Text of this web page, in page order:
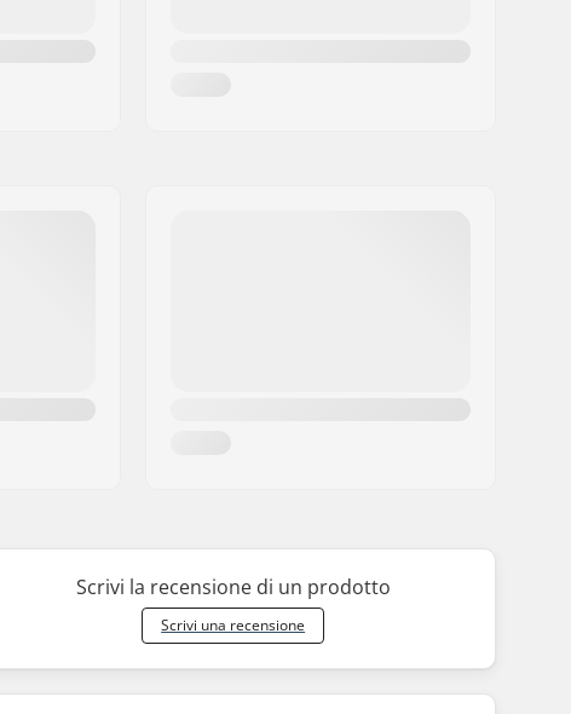
Scrivi la recensione di un prodotto
Scrivi una recensione